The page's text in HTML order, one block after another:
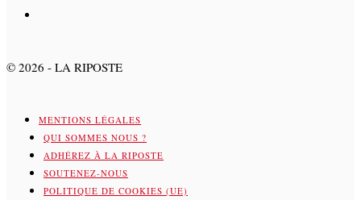
© 2026 - LA RIPOSTE
MENTIONS LÉGALES
QUI SOMMES NOUS ?
ADHÉREZ À LA RIPOSTE
SOUTENEZ-NOUS
POLITIQUE DE COOKIES (UE)